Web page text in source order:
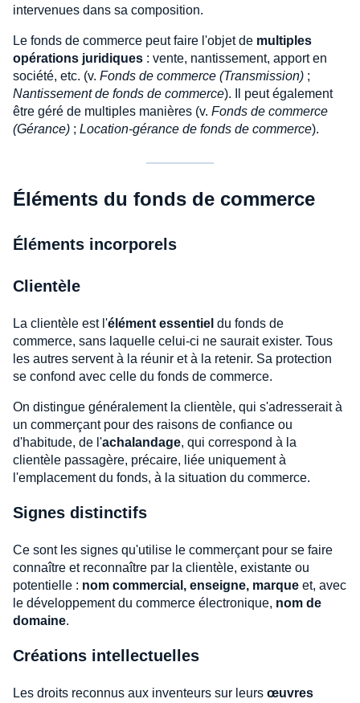
intervenues dans sa composition.
Le fonds de commerce peut faire l'objet de multiples
opérations juridiques : vente, nantissement, apport en
société, etc. (v. Fonds de commerce (Transmission) ;
Nantissement de fonds de commerce). Il peut également
être géré de multiples manières (v. Fonds de commerce
(Gérance) ; Location-gérance de fonds de commerce).
Éléments du fonds de commerce
Éléments incorporels
Clientèle
La clientèle est l'élément essentiel du fonds de
commerce, sans laquelle celui-ci ne saurait exister. Tous
les autres servent à la réunir et à la retenir. Sa protection
se confond avec celle du fonds de commerce.
On distingue généralement la clientèle, qui s'adresserait à
un commerçant pour des raisons de confiance ou
d'habitude, de l'achalandage, qui correspond à la
clientèle passagère, précaire, liée uniquement à
l'emplacement du fonds, à la situation du commerce.
Signes distinctifs
Ce sont les signes qu'utilise le commerçant pour se faire
connaître et reconnaître par la clientèle, existante ou
potentielle : nom commercial, enseigne, marque et, avec
le développement du commerce électronique, nom de
domaine.
Créations intellectuelles
Les droits reconnus aux inventeurs sur leurs œuvres